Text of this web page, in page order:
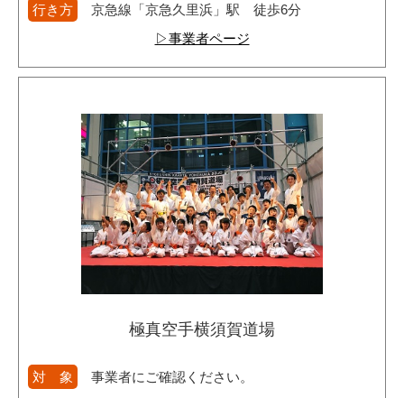
行き方
京急線「京急久里浜」駅 徒歩6分
▷事業者ページ
極真空手横須賀道場
対 象 事業者にご確認ください。